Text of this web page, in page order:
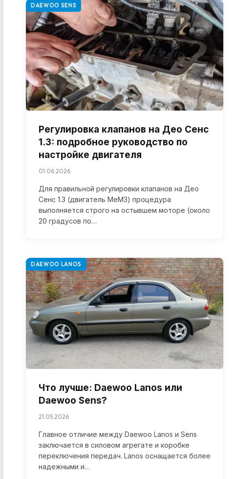
DAEWOO SENS
Регулировка клапанов на Део Сенс
1.3: подробное руководство по
настройке двигателя
01.06.2026
Для правильной регулировки клапанов на Део
Сенс 1.3 (двигатель МеМЗ) процедура
выполняется строго на остывшем моторе (около
20 градусов по…
DAEWOO LANOS
Что лучше: Daewoo Lanos или
Daewoo Sens?
21.05.2026
Главное отличие между Daewoo Lanos и Sens
заключается в силовом агрегате и коробке
переключения передач. Lanos оснащается более
надежными и…